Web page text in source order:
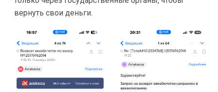
вернуть свои деньги.